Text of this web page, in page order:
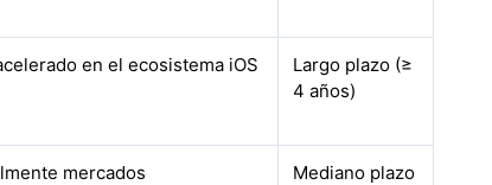
en el ecosistema iOS
Largo plazo (≥
4 años)
mercados Mediano plazo